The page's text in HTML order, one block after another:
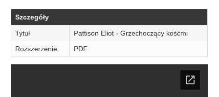
Szczegóły
Tytuł
Pattison Eliot - Grzechoczący kośćmi
Rozszerzenie:
PDF